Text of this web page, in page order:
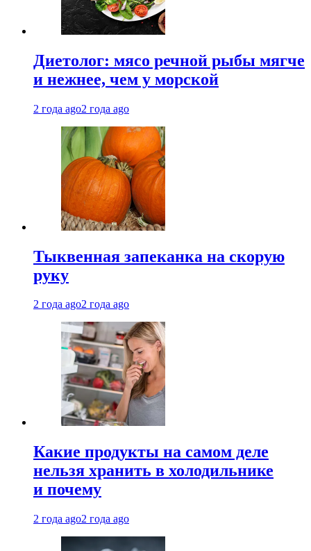
Диетолог: мясо речной рыбы мягче
и нежнее, чем у морской
2 года ago2 года ago
Тыквенная запеканка на скорую
руку
2 года ago2 года ago
Какие продукты на самом деле
нельзя хранить в холодильнике
и почему
2 года ago2 года ago